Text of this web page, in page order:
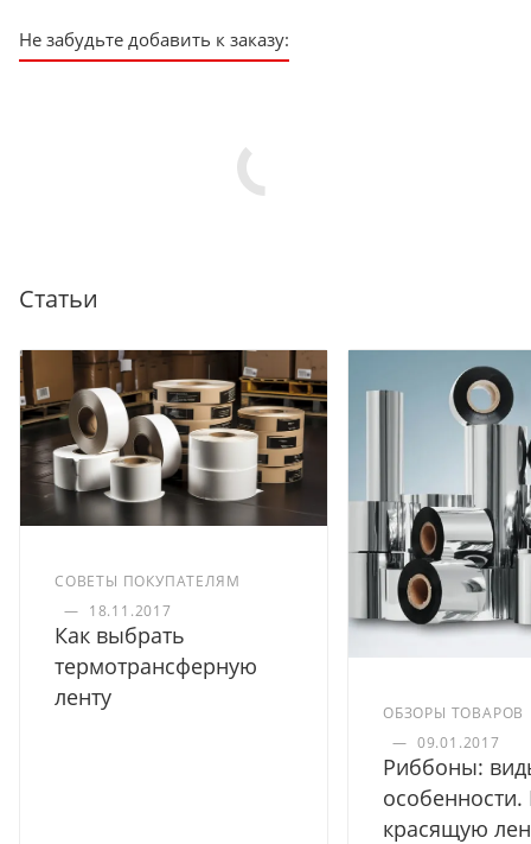
Не забудьте добавить к заказу:
Статьи
СОВЕТЫ ПОКУПАТЕЛЯМ
— 18.11.2017
Как выбрать
термотрансферную
ленту
ОБЗОРЫ ТОВАРОВ
— 09.01.2017
Риббоны:
красящую